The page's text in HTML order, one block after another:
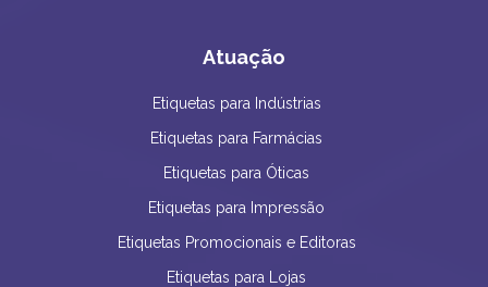
Atuação
Etiquetas para Indústrias
Etiquetas para Farmácias
Etiquetas para Óticas
Etiquetas para Impressão
Etiquetas Promocionais e Editoras
Etiquetas para Lojas